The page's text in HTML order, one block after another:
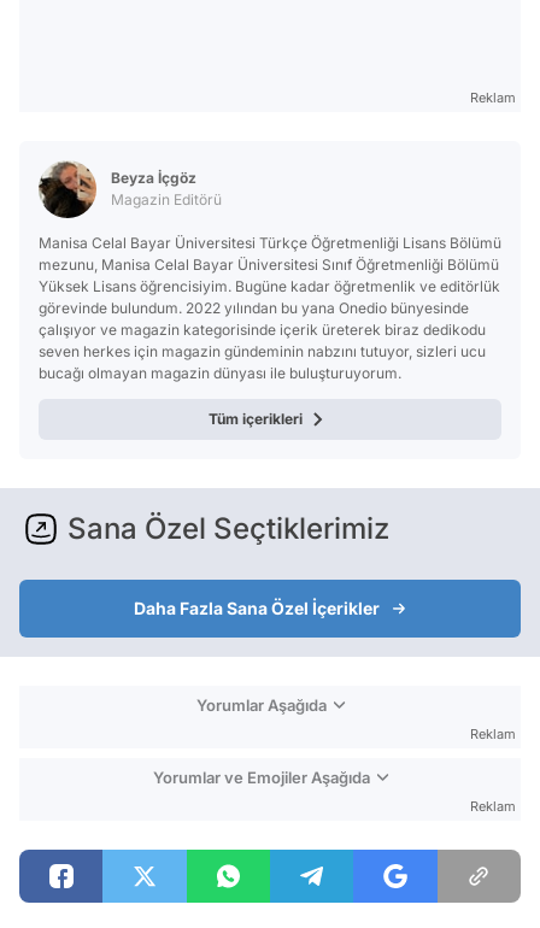
Reklam
Beyza İçgöz
Magazin Editörü
Manisa Celal Bayar Üniversitesi Türkçe Öğretmenliği Lisans Bölümü
mezunu, Manisa Celal Bayar Üniversitesi Sınıf Öğretmenliği Bölümü
Yüksek Lisans öğrencisiyim. Bugüne kadar öğretmenlik ve editörlük
görevinde bulundum. 2022 yılından bu yana Onedio bünyesinde
çalışıyor ve magazin kategorisinde içerik üreterek biraz dedikodu
seven herkes için magazin gündeminin nabzını tutuyor, sizleri ucu
bucağı olmayan magazin dünyası ile buluşturuyorum.
Tüm içerikleri
Sana Özel Seçtiklerimiz
Daha Fazla Sana Özel İçerikler
Yorumlar Aşağıda
Reklam
Yorumlar ve Emojiler Aşağıda
Reklam